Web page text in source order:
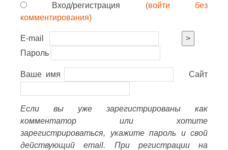
Вход/регистрация (войти без
комментирования)
E-mail
>
Пароль
Ваше имя Сайт
Если вы уже зарегистрированы как
комментатор или хотите
зарегистрироваться, укажите пароль и свой
действующий email. При регистрации на